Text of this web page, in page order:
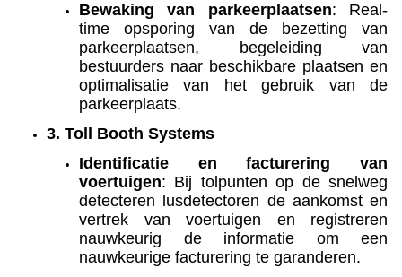
Bewaking van parkeerplaatsen: Real-
time opsporing van de bezetting van
parkeerplaatsen, begeleiding van
bestuurders naar beschikbare plaatsen en
optimalisatie van het gebruik van de
parkeerplaats.
3. Toll Booth Systems
Identificatie en facturering van
voertuigen: Bij tolpunten op de snelweg
detecteren lusdetectoren de aankomst en
vertrek van voertuigen en registreren
nauwkeurig de informatie om een
nauwkeurige facturering te garanderen.